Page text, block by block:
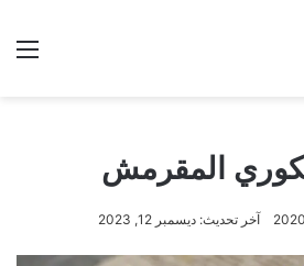
المقرمش
آخر تحديث: ديسمبر 12, 2023